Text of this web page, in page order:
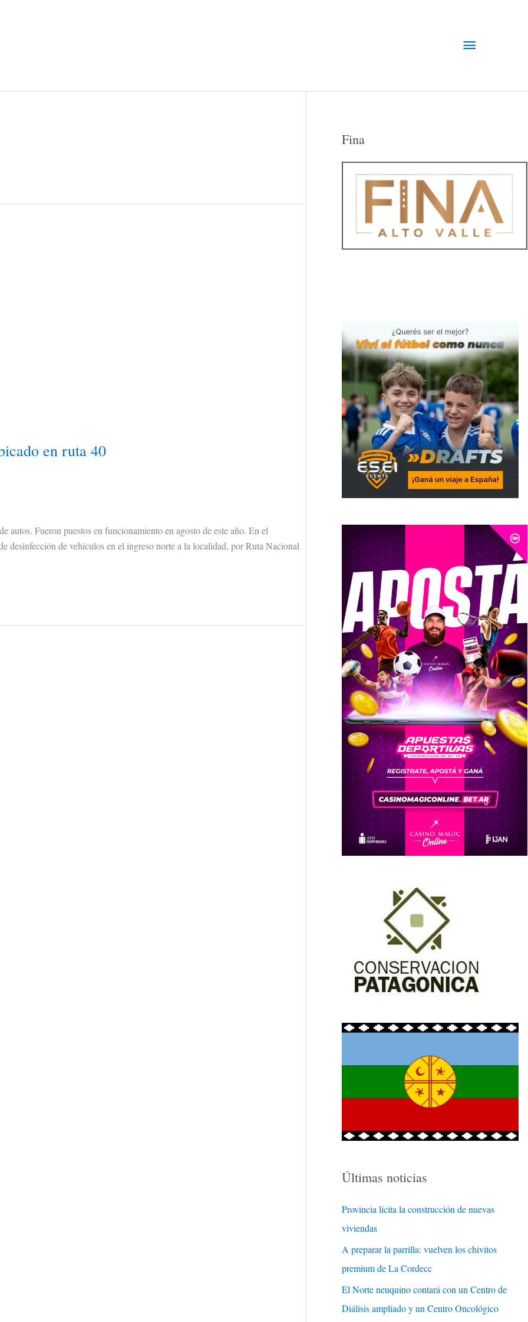
principal
en ruta 40
autos. Fueron puestos en funcionamiento en agosto de este año. En el
desinfección de vehículos en el ingreso norte a la localidad, por Ruta Nacional
Fina
Últimas noticias
Provincia licita la construcción de nuevas
viviendas
A preparar la parrilla: vuelven los chivitos
premium de La Cordecc
El Norte neuquino contará con un Centro de
Diálisis ampliado y un Centro Oncológico